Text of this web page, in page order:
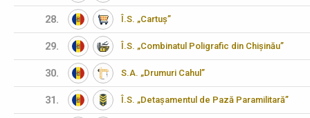
28. Î.S. „Cartuș”
29. Î.S. „Combinatul Poligrafic din Chișinău”
30. S.A. „Drumuri Cahul”
31. Î.S. „Detașamentul de Pază Paramilitară”